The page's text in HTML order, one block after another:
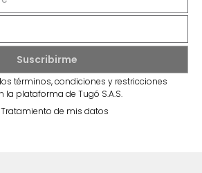
términos, condiciones y restricciones
plataforma de Tugó S.A.S.
de mis datos